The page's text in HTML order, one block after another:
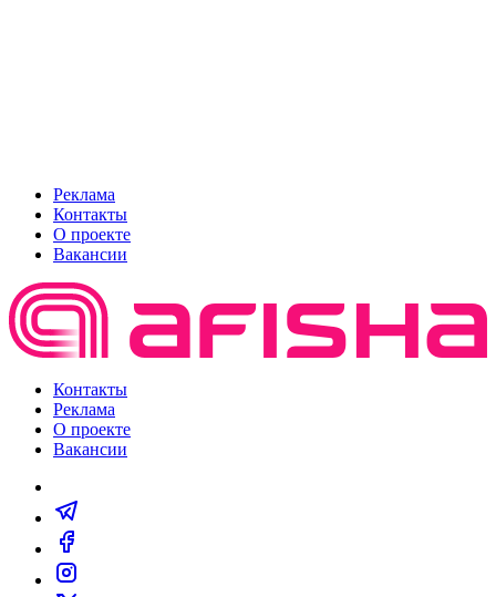
Реклама
Контакты
О проекте
Вакансии
Контакты
Реклама
О проекте
Вакансии